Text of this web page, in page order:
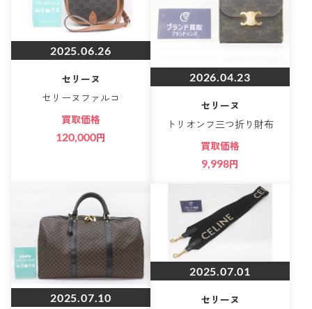
2025.06.26
セリーヌ
セリーヌファルコ
買取価格
120,000円
2026.04.23
セリーヌ
トリオンフ三つ折り財布
買取価格
9,998円
2025.07.10
2025.07.01
セリーヌ